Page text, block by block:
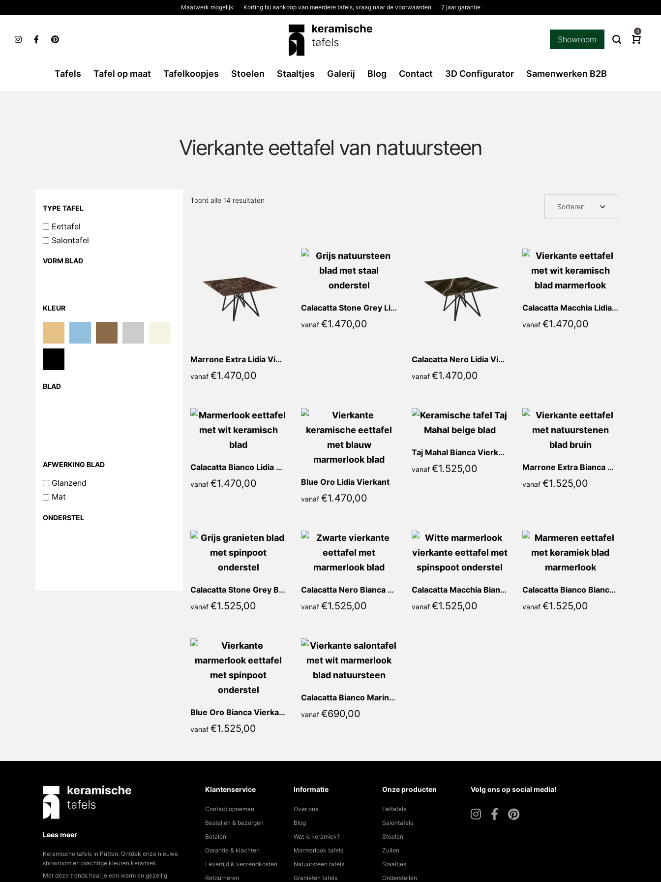
Maatwerk mogelijk Korting bij aankoop van meerdere tafels, vraag naar de voorwaarden 2 jaar garantie
Showroom
0
Tafels Tafel op maat Tafelkoopjes Stoelen Staaltjes Galerij Blog Contact 3D Configurator Samenwerken B2B
Vierkante eettafel van natuursteen
Toont alle 14 resultaten
Sorteren
Marrone Extra Lidia Vierkant
vanaf €1.470,00
Calacatta Stone Grey Lidia Vierkant
vanaf €1.470,00
Calacatta Nero Lidia Vierkant
vanaf €1.470,00
Calacatta Macchia Lidia Vierkant
vanaf €1.470,00
Calacatta Bianco Lidia Vierkant
vanaf €1.470,00 Blue Oro Lidia Vierkant
vanaf €1.470,00
Taj Mahal Bianca Vierkant
vanaf €1.525,00 Marrone Extra Bianca Vierkant
vanaf €1.525,00
Calacatta Stone Grey Bianca Vierkant
vanaf €1.525,00
Calacatta Nero Bianca Vierkant
vanaf €1.525,00
Calacatta Macchia Bianca Vierkant
vanaf €1.525,00
Calacatta Bianco Bianca Vierkant
vanaf €1.525,00
Blue Oro Bianca Vierkant
vanaf €1.525,00
Calacatta Bianco Marina Vierkant
vanaf €690,00
TYPE TAFEL
Eettafel
Salontafel
VORM BLAD
KLEUR
BLAD
AFWERKING BLAD
Glanzend
Mat
ONDERSTEL
Lees meer
Keramische tafels in Putten: Ontdek onze nieuwe
showroom en prachtige kleuren keramiek
Met deze trends haal je een warm en gezellig
Klantenservice
Contact opnemen
Bestellen & bezorgen
Betalen
Garantie & klachten
Levertijd & verzendkosten
Retourneren
Informatie
Over ons
Blog
Wat is keramiek?
Marmerlook tafels
Natuursteen tafels
Granieten tafels
Onze producten
Eettafels
Salontafels
Stoelen
Zuilen
Staaltjes
Onderstellen
Volg ons op social media!